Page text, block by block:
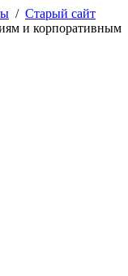
/ Старый сайт
и корпоративным